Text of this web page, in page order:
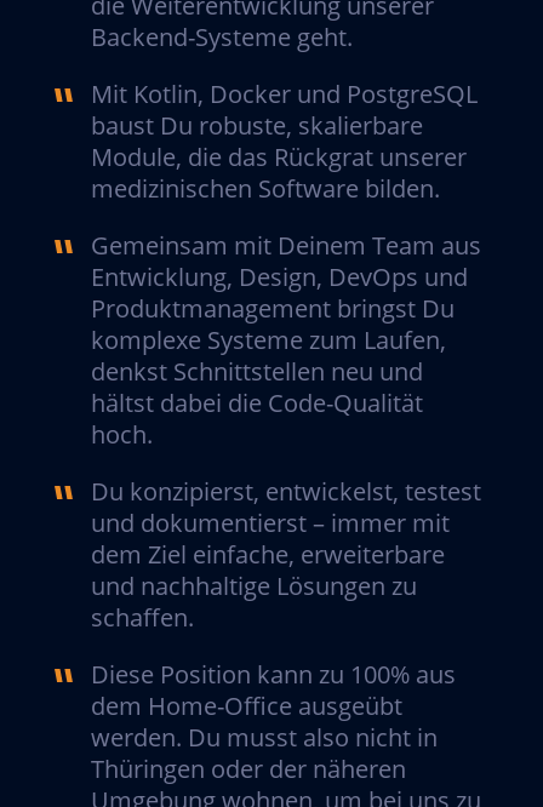
Backend-Systeme geht.
Mit Kotlin, Docker und PostgreSQL
baust Du robuste, skalierbare
Module, die das Rückgrat unserer
medizinischen Software bilden.
Gemeinsam mit Deinem Team aus
Entwicklung, Design, DevOps und
Produktmanagement bringst Du
komplexe Systeme zum Laufen,
denkst Schnittstellen neu und
hältst dabei die Code-Qualität
hoch.
Du konzipierst, entwickelst, testest
und dokumentierst – immer mit
dem Ziel einfache, erweiterbare
und nachhaltige Lösungen zu
schaffen.
Diese Position kann zu 100% aus
dem Home-Office ausgeübt
werden. Du musst also nicht in
Thüringen oder der näheren